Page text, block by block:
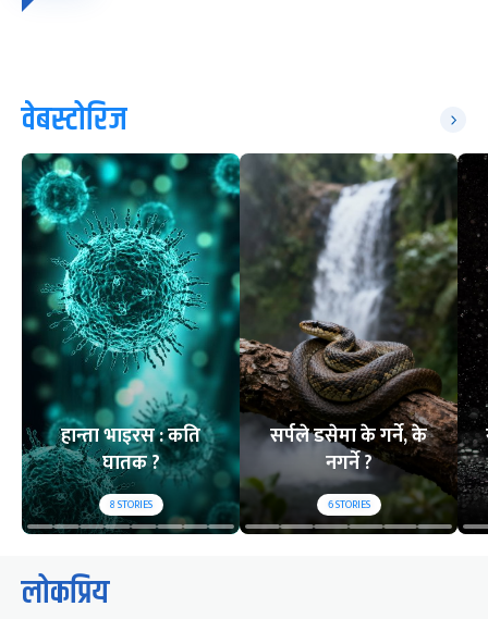
वेबस्टोरिज
हान्ता भाइरस : कति
घातक ?
8STORIES
सर्पले डसेमा के गर्ने, के
नगर्ने ?
6STORIES
लोकप्रिय